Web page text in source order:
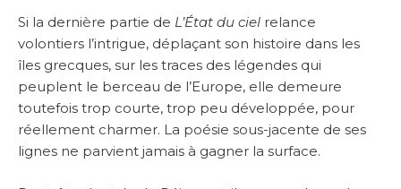
Si la dernière partie de L’État du ciel relance
volontiers l’intrigue, déplaçant son histoire dans les
îles grecques, sur les traces des légendes qui
peuplent le berceau de l’Europe, elle demeure
toutefois trop courte, trop peu développée, pour
réellement charmer. La poésie sous-jacente de ses
lignes ne parvient jamais à gagner la surface.